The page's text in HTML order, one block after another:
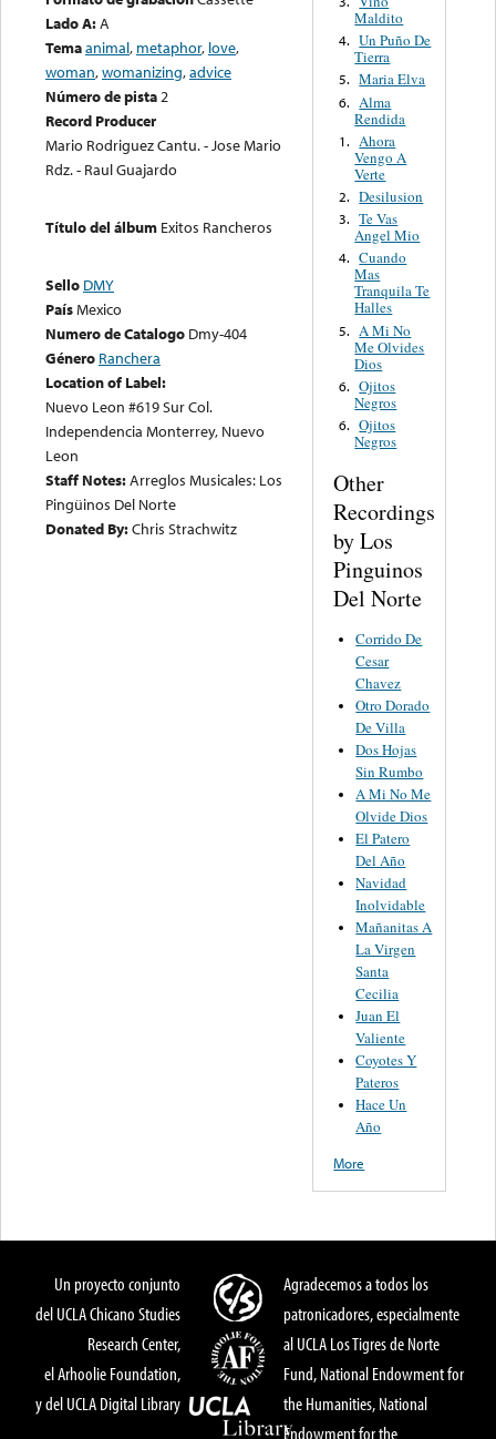
Lado A:A
Temaanimal, metaphor, love,
woman,womanizing,advice
Número de pista2
Record Producer
Mario Rodriguez Cantu. - Jose Mario
Rdz. - Raul Guajardo
Título del álbum Exitos Rancheros
Sello DMY
PaísMexico
Numero de Catalogo Dmy-404
Género Ranchera
Location of Label:
Nuevo Leon #619 Sur Col.
Independencia Monterrey, Nuevo
Leon
Staff Notes:Arreglos Musicales: Los
Pingüinos Del Norte
Donated By:Chris Strachwitz
Maldito
4. Un Puño De
Tierra
5. Maria Elva
6. Alma
Rendida
1. Ahora
Vengo A
Verte
2. Desilusion
3. Te Vas
Angel Mio
4. Cuando
Mas
Tranquila Te
Halles
5. A Mi No
Me Olvides
Dios
6. Ojitos
Negros
6. Ojitos
Negros
Other
Recordings
by Los
Pinguinos
Del Norte
Corrido De
Cesar
Chavez
Otro Dorado
De Villa
Dos Hojas
Sin Rumbo
A Mi No Me
Olvide Dios
El Patero
Del Año
Navidad
Inolvidable
Mañanitas A
La Virgen
Santa
Cecilia
Juan El
Valiente
Coyotes Y
Pateros
Hace Un
Año
More
Un proyecto conjunto
del UCLA Chicano Studies
Research Center,
el Arhoolie Foundation,
y del UCLA Digital Library
Agradecemos a todos los
patronicadores, especialmente
al UCLA Los Tigres de Norte
Fund, National Endowment for
the Humanities, National
Endowment for the